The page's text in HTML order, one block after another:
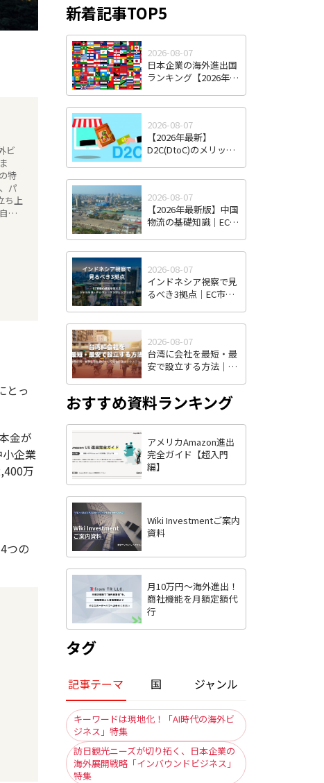
ビ
パ
ち上
とっ
金が
企業
万
つの
新着記事TOP5
2026-08-07
日本企業の海外進出国
ランキング【2026年最
2026-08-07
【2026年最新】
D2C(DtoC)のメリット
ポイント
2026-08-07
【2026年最新版】中国
物流の基礎知識｜EC・
2026-08-07
インドネシア視察で見
るべき3拠点｜EC市場
2026-08-07
台湾に会社を最短・最
安で設立する方法｜株
まで全ステップ解説
おすすめ資料ランキング
アメリカAmazon進出
完全ガイド【超入門
編】
Wiki Investmentご案内
資料
月10万円〜海外進出！
商社機能を月額定額代
行
タグ
記事テーマ 国 ジャンル
キーワードは現地化！「AI時代の海外ビ
ジネス」特集
訪日観光ニーズが切り拓く、日本企業の
海外展開戦略「インバウンドビジネス」
特集